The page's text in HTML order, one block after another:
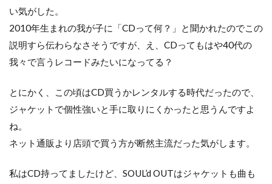
い気がした。
2010年生まれの我が子に「CDって何？」と聞かれたのでこの
説明すら伝わらなさそうですが、え、CDってもはや40代の
我々で言うレコードみたいになってる？
とにかく、この頃はCD買うかレンタルする時代だったので、
ジャケットで個性強いと手に取りにくかったと思うんですよ
ね。
ネット通販より店頭で買う方が断然主流だった気がします。
私はCD持ってましたけど、SOUL’d OUTはジャケットも曲も